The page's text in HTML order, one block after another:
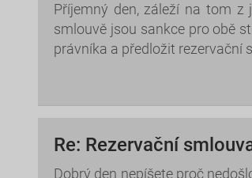
Příjemný den, záleží na tom z
smlouvě jsou sankce pro obě
právníka a předložit rezervační
Re: Rezervační
Dobrý den nepíšete proč